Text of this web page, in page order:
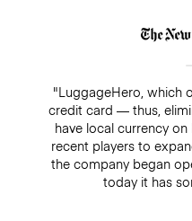
"LuggageHero, which
credit card — thus,
have local currency
recent players to
the company began
today it has